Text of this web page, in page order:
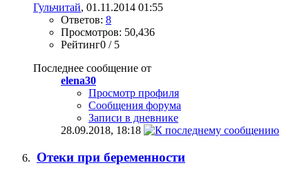
Гульчитай, 01.11.2014 01:55
Ответов: 8
Просмотров: 50,436
Рейтинг0 / 5
Последнее сообщение от
elena30
Просмотр профиля
Сообщения форума
Записи в дневнике
28.09.2018, 18:18
Отеки при беременности